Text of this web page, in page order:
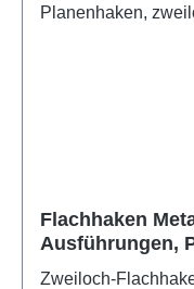
Flachhaken
Ausführungen,
100 Stück
Zweiloch-